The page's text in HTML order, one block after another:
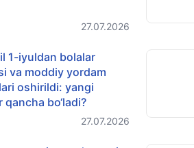
27.07.2026
1-iyuldan bolalar
va moddiy yordam
oshirildi: yangi
qancha bo‘ladi?
27.07.2026